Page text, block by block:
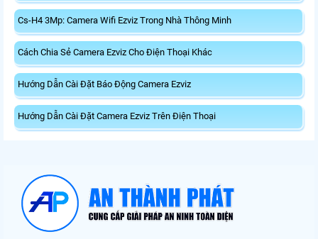
Cs-H4 3Mp: Camera Wifi Ezviz Trong Nhà Thông Minh
Cách Chia Sẻ Camera Ezviz Cho Điện Thoại Khác
Hướng Dẫn Cài Đặt Báo Động Camera Ezviz
Hướng Dẫn Cài Đặt Camera Ezviz Trên Điện Thoại